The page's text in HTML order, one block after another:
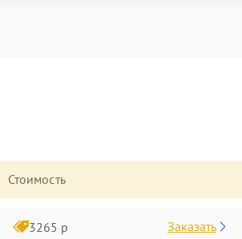
Стоимость
3265 р Заказать